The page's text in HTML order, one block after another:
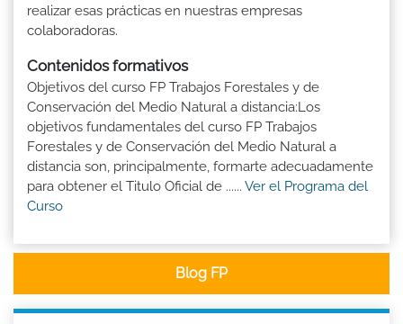
realizar esas prácticas en nuestras empresas
colaboradoras.
Contenidos formativos
Objetivos del curso FP Trabajos Forestales y de
Conservación del Medio Natural a distancia:Los
objetivos fundamentales del curso FP Trabajos
Forestales y de Conservación del Medio Natural a
distancia son, principalmente, formarte adecuadamente
para obtener el Titulo Oficial de ...... Ver el Programa del
Curso
Blog FP